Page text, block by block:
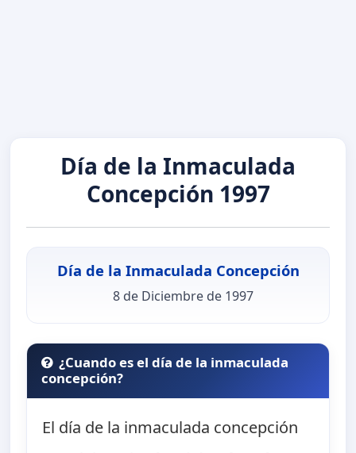
Día de la Inmaculada
Concepción 1997
Día de la Inmaculada Concepción
8 de Diciembre de 1997
¿Cuando es el día de la inmaculada
concepción?
El día de la inmaculada concepción